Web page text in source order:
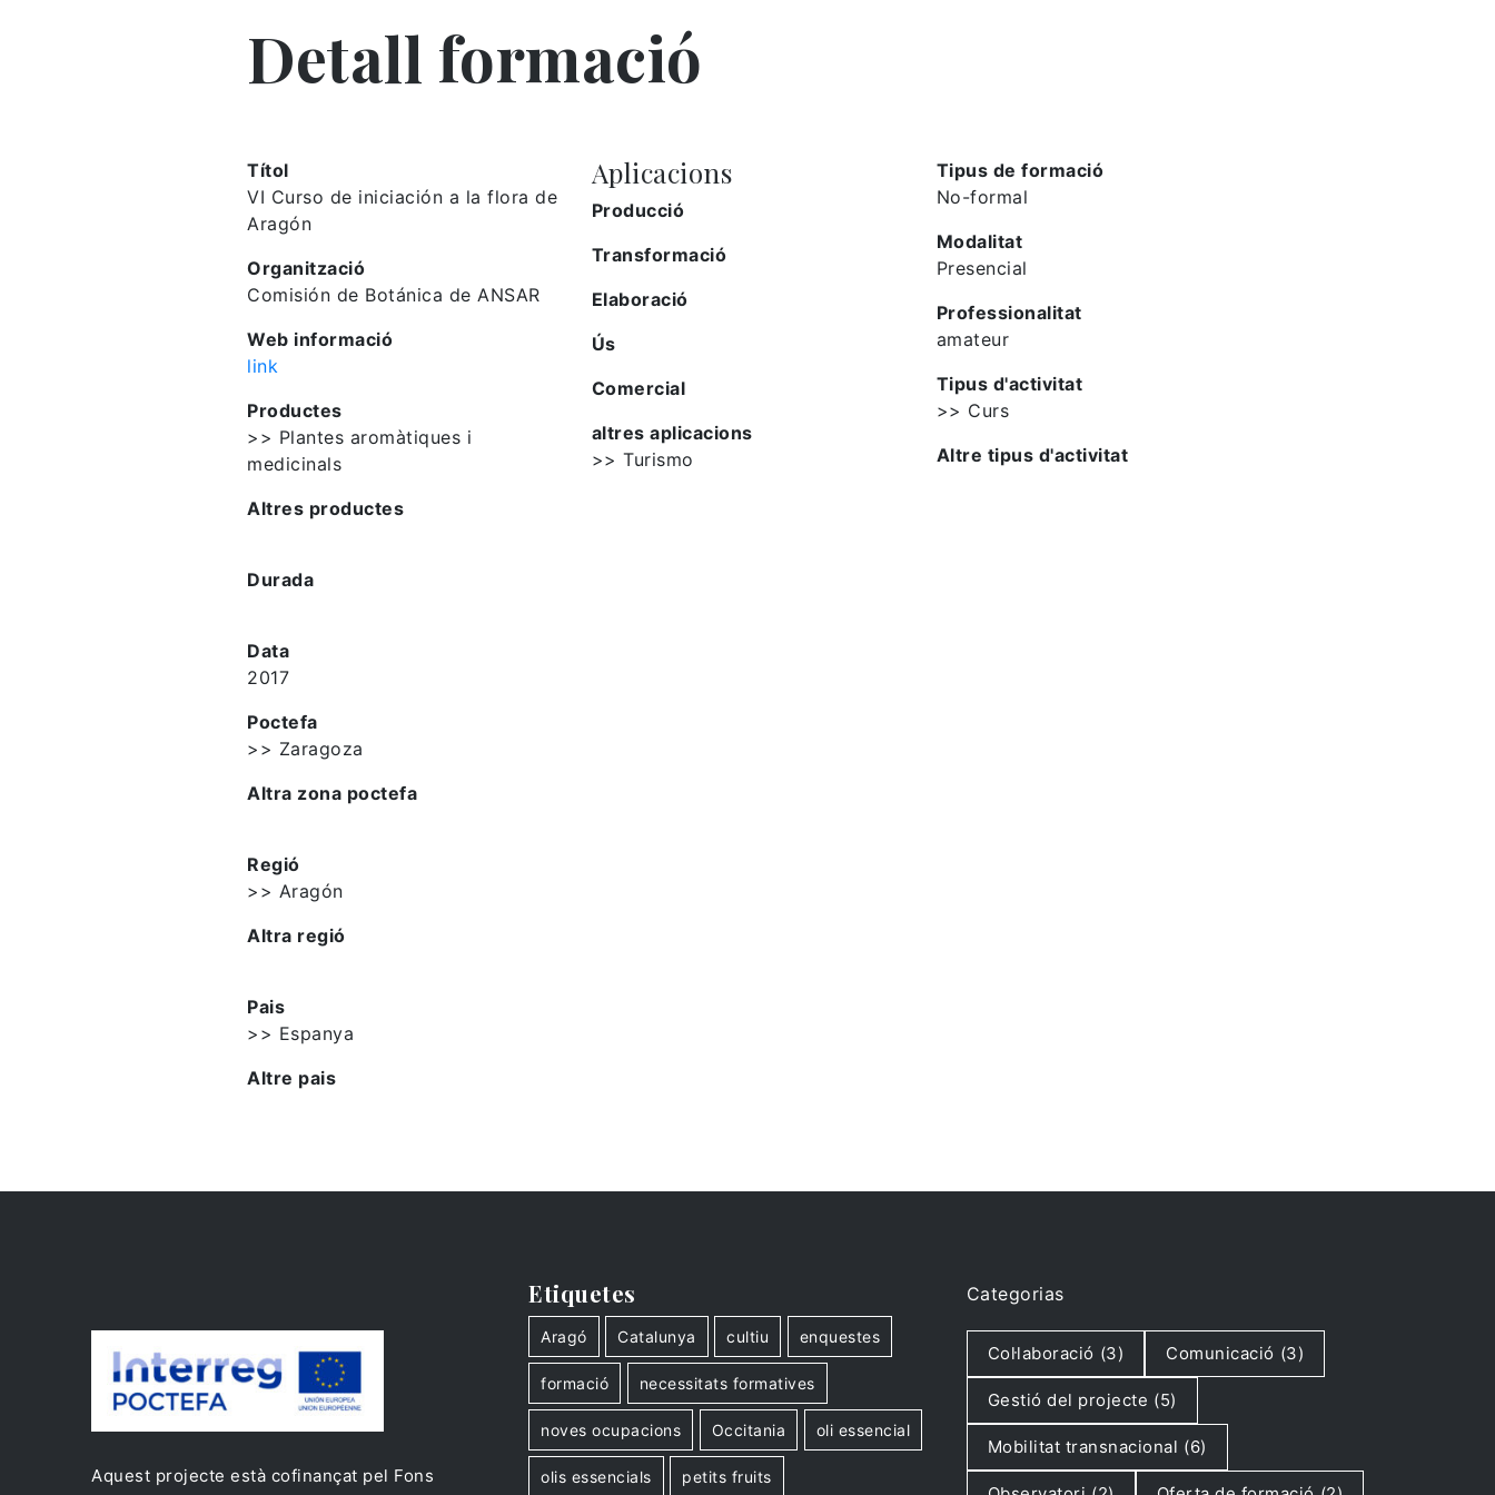
Detall formació
Títol
VI Curso de iniciación a la flora de
Aragón
Organització
Comisión de Botánica de ANSAR
Web informació
link
Productes
>> Plantes aromàtiques i
medicinals
Altres productes
Durada
Data
2017
Poctefa
>> Zaragoza
Altra zona poctefa
Regió
>> Aragón
Altra regió
Pais
>> Espanya
Altre pais
Aplicacions
Producció
Transformació
Elaboració
Ús
Comercial
altres aplicacions
>> Turismo
Tipus de formació
No-formal
Modalitat
Presencial
Professionalitat
amateur
Tipus d'activitat
>> Curs
Altre tipus d'activitat
Aquest projecte està cofinançat pel Fons
Etiquetes
Aragó Catalunya cultiu enquestes
formació necessitats formatives
noves ocupacions Occitania oli essencial
olis essencials petits fruits
Categorias
Col·laboració (3) Comunicació (3)
Gestió del projecte (5)
Mobilitat transnacional (6)